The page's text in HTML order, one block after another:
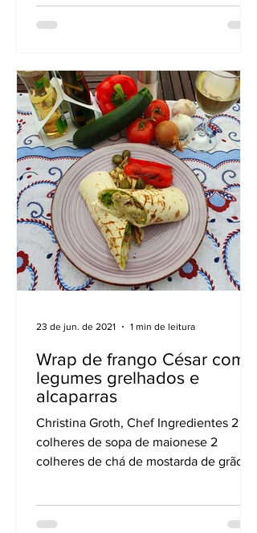
Wrap de frango César com
legumes grelhados e
alcaparras
Christina Groth, Chef Ingredientes 2
colheres de sopa de maionese 2
colheres de chá de mostarda de grãos
23 de jun. de 2021 1 min de leitura